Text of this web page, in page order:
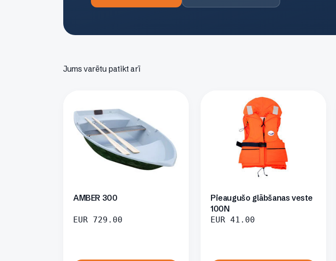
Jums varētu patikt arī
AMBER 300
EUR 729.00
Pieaugušo glābšanas veste
100N
EUR 41.00